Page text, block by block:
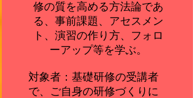
修の質を高める方法論であ
る、事前課題、アセスメン
ト、演習の作り方、フォロ
ーアップ等を学ぶ。
対象者：基礎研修の受講者
で、ご自身の研修づくりに